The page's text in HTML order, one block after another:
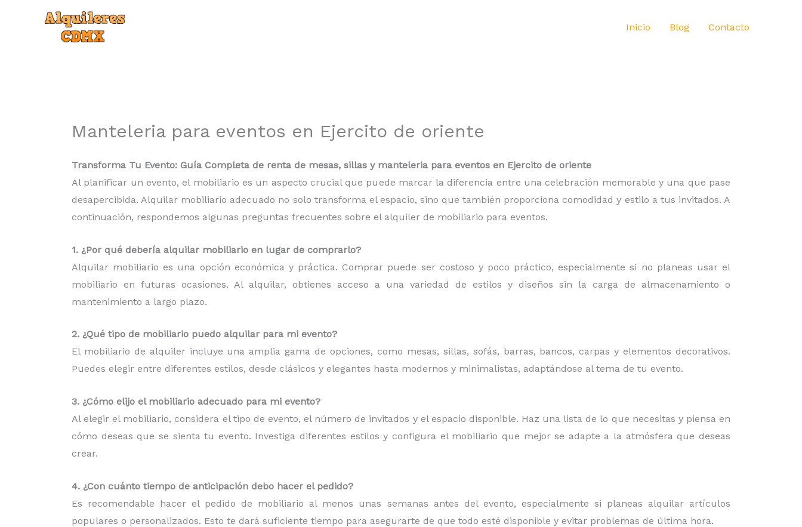
Inicio Blog Contacto
Manteleria para eventos en Ejercito de oriente
Transforma Tu Evento: Guía Completa de renta de mesas, sillas y manteleria para eventos en Ejercito de oriente
Al planificar un evento, el mobiliario es un aspecto crucial que puede marcar la diferencia entre una celebración memorable y una que pase
desapercibida. Alquilar mobiliario adecuado no solo transforma el espacio, sino que también proporciona comodidad y estilo a tus invitados. A
continuación, respondemos algunas preguntas frecuentes sobre el alquiler de mobiliario para eventos.
1. ¿Por qué debería alquilar mobiliario en lugar de comprarlo?
Alquilar mobiliario es una opción económica y práctica. Comprar puede ser costoso y poco práctico, especialmente si no planeas usar el
mobiliario en futuras ocasiones. Al alquilar, obtienes acceso a una variedad de estilos y diseños sin la carga de almacenamiento o
mantenimiento a largo plazo.
2. ¿Qué tipo de mobiliario puedo alquilar para mi evento?
El mobiliario de alquiler incluye una amplia gama de opciones, como mesas, sillas, sofás, barras, bancos, carpas y elementos decorativos.
Puedes elegir entre diferentes estilos, desde clásicos y elegantes hasta modernos y minimalistas, adaptándose al tema de tu evento.
3. ¿Cómo elijo el mobiliario adecuado para mi evento?
Al elegir el mobiliario, considera el tipo de evento, el número de invitados y el espacio disponible. Haz una lista de lo que necesitas y piensa en
cómo deseas que se sienta tu evento. Investiga diferentes estilos y configura el mobiliario que mejor se adapte a la atmósfera que deseas
crear.
4. ¿Con cuánto tiempo de anticipación debo hacer el pedido?
Es recomendable hacer el pedido de mobiliario al menos unas semanas antes del evento, especialmente si planeas alquilar artículos
populares o personalizados. Esto te dará suficiente tiempo para asegurarte de que todo esté disponible y evitar problemas de última hora.